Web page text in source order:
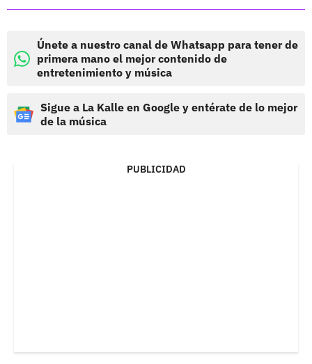
Únete a nuestro canal de Whatsapp para tener de
primera mano el mejor contenido de
entretenimiento y música
Sigue a La Kalle en Google y entérate de lo mejor
de la música
PUBLICIDAD